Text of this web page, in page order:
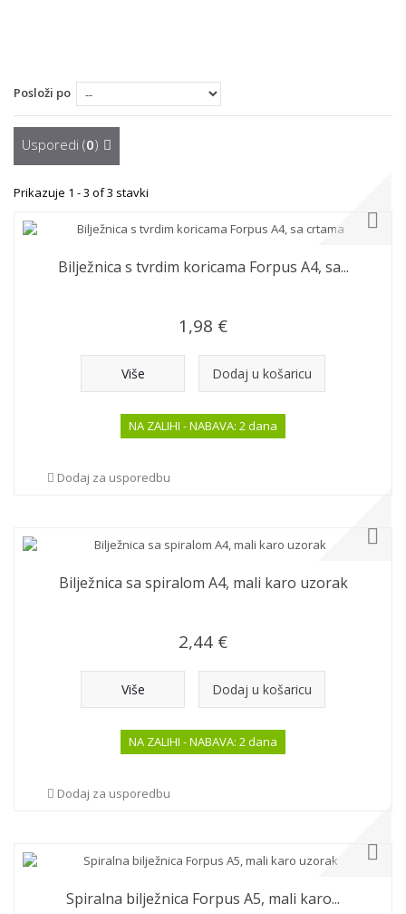
Posloži po
Usporedi (0)
Prikazuje 1 - 3 of 3 stavki
Bilježnica s tvrdim koricama Forpus A4, sa...
1,98 €
Više Dodaj u košaricu
NA ZALIHI - NABAVA: 2 dana
Dodaj za usporedbu
Bilježnica sa spiralom A4, mali karo uzorak
2,44 €
Više Dodaj u košaricu
NA ZALIHI - NABAVA: 2 dana
Dodaj za usporedbu
Spiralna bilježnica Forpus A5, mali karo...